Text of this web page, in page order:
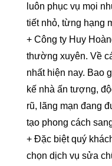
luôn phục vụ mọi
tiết nhỏ, từng hạng
+ Công ty Huy
thường xuyên. Về
nhất hiện nay. Bao
kế nhà ấn tượng,
rũ, lãng mạn đang
tạo phong cách
+ Đặc biệt quý
chọn dịch vụ sửa